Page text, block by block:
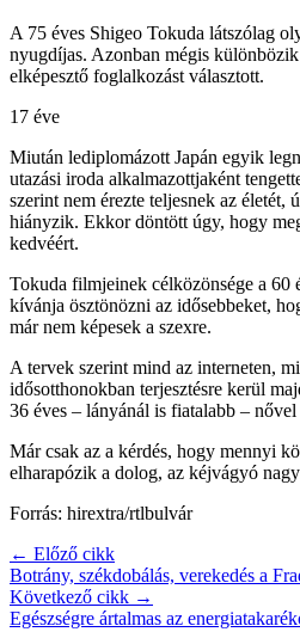
A 75 éves Shigeo Tokuda látszólag
nyugdíjas. Azonban mégis
elképesztő foglalkozást választott.
17 éve
Miután lediplomázott Japán egyik
utazási iroda alkalmazottjaként
szerint nem érezte teljesnek az életét,
hiányzik. Ekkor döntött úgy, hogy
kedvéért.
Tokuda filmjeinek célközönsége a 60
kívánja ösztönözni az idősebbeket,
már nem képesek a szexre.
A tervek szerint mind az interneten,
idősotthonokban terjesztésre kerül
36 éves – lányánál is fiatalabb – nővel
Már csak az a kérdés, hogy mennyi
elharapózik a dolog, az kéjvágyó
Forrás: hirextra/rtlbulvár
← Előző cikk
Botrány, székdobálás, verekedés a
Következő cikk →
Egészségre ártalmas az